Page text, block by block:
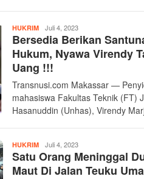
HUKRIM Transnusi
Admin
Juli 4, 2023
Bersedia Berikan
Hukum, Nyawa Virendy
Uang !!!
Transnusi.com Makassar —
mahasiswa Fakultas Teknik (FT)
Hasanuddin (Unhas), Virendy
HUKRIM Transnusi
Admin
Juli 4, 2023
Satu Orang Meninggal
Maut Di Jalan Teuku